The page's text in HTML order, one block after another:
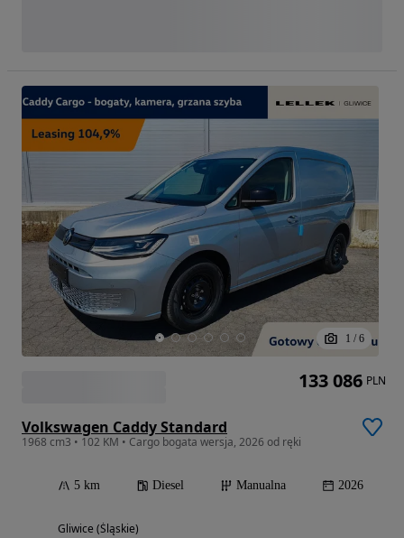
1 / 6
Volkswagen Caddy Standard
1968 cm3 • 102 KM • Cargo bogata wersja, 2026 od ręki
5 km Diesel Manualna 2026
Gliwice (Śląskie)
133 086 PLN